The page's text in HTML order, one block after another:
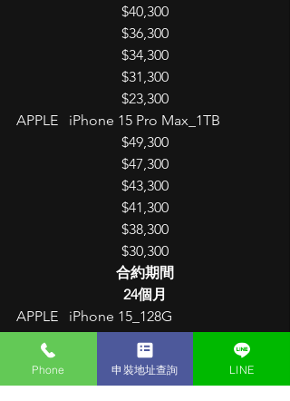
$40,300
$36,300
$34,300
$31,300
$23,300
APPLE   iPhone 15 Pro Max_1TB
$49,300
$47,300
$43,300
$41,300
$38,300
$30,300
合約期間
24個月
APPLE   iPhone 15_128G
$22,300
$20,300
$16,300
Phone 申裝地址查詢 LINE